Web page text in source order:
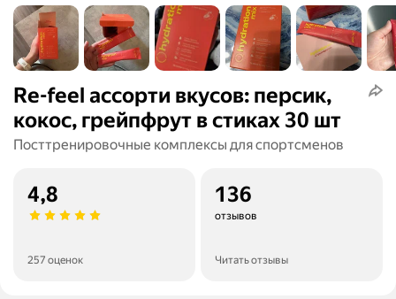
Re-feel ассорти вкусов: персик,
кокос, грейпфрут в стиках 30 шт
Посттренировочные комплексы для спортсменов
4,8
257 оценок
136
отзывов
Читать отзывы